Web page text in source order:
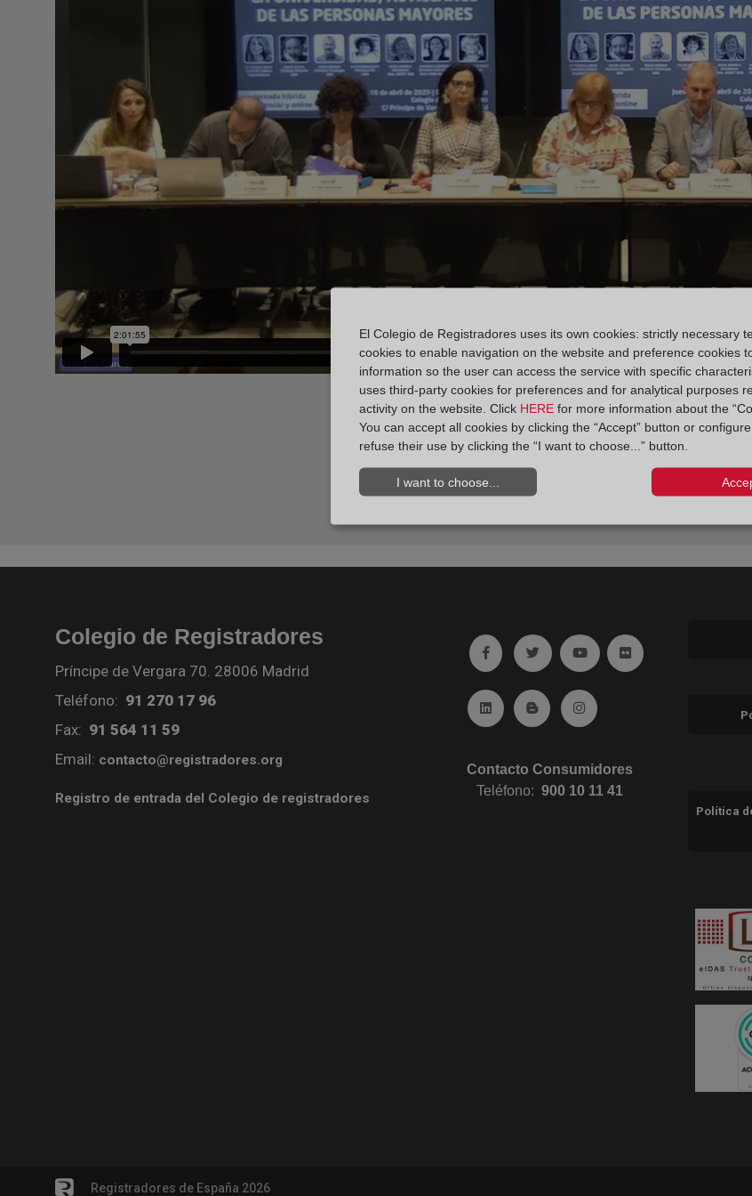
Colegio de Registradores
Príncipe de Vergara 70. 28006 Madrid
Teléfono: 91 270 17 96
Fax: 91 564 11 59
Email: contacto@registradores.org
Registro de entrada del Colegio de registradores
Ir a facebook (abre en ventana nueva)
Ir a twitter (abre en ventana nueva)
Ir a YouTube (abre en
Ir a Flickr (abre en
Ir a Linkedin (abre en ventana nueva)
Ir al Blog (abre en ventana nueva)
Ir a Instagram (abre en
Contacto Consumidores
Teléfono:900 10 11 41
Política
Registradores de España 2026
El Colegio de Registradores uses its own cookies: strictly necessary
cookies to enable navigation on the website and preference cookies
information so the user can access the service with specific
uses third-party cookies for preferences and for analytical purposes
activity on the website. Click HERE for more information about the
You can accept all cookies by clicking the “Accept” button or
refuse their use by clicking the “I want to choose...” button.
I want to choose...